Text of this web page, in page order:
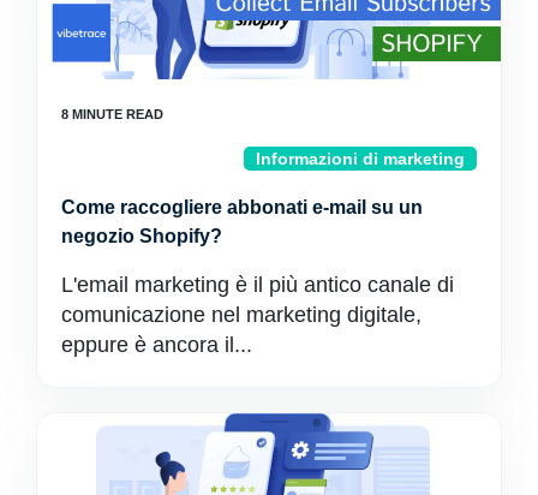
Informazioni di marketing
Come raccogliere abbonati e-mail su un
negozio Shopify?
L'email marketing è il più antico canale di
comunicazione nel marketing digitale,
eppure è ancora il...